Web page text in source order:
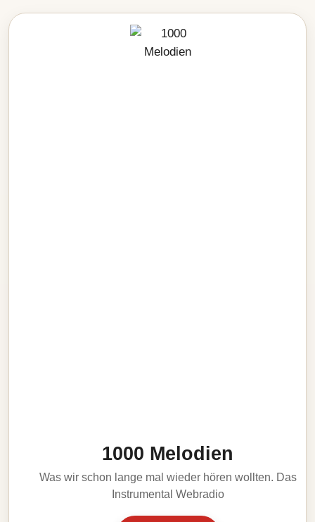
1000 Melodien
Was wir schon lange mal wieder hören wollten. Das
Instrumental Webradio